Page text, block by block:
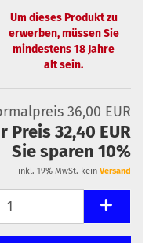
Um dieses Produkt zu
erwerben, müssen Sie
mindestens 18 Jahre
alt sein.
36,00 EUR
Preis 32,40 EUR
Sie sparen 10%
inkl. 19% MwSt. kein Versand